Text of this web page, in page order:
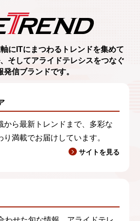
に ITにまつわるトレンドを集めて
そしてアライドテレシスをつなぐ
発信ブランドです。
から最新トレンドまで、多彩な
り満載でお届けしています。
サイトを見る